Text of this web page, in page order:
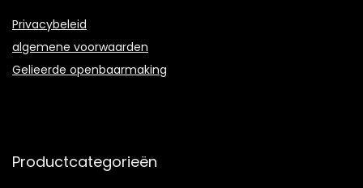
Privacybeleid
algemene voorwaarden
Gelieerde openbaarmaking
Productcategorieën